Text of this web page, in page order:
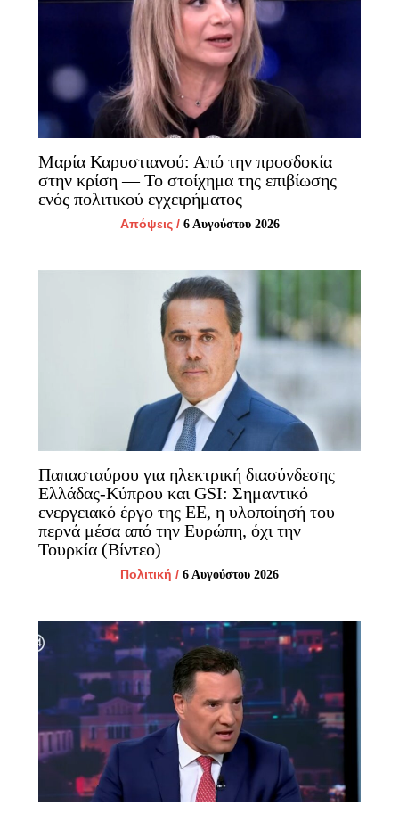
Μαρία Καρυστιανού: Από την προσδοκία
στην κρίση — Το στοίχημα της επιβίωσης
ενός πολιτικού εγχειρήματος
Απόψεις/ 6 Αυγούστου 2026
Παπασταύρου για ηλεκτρική διασύνδεσης
Ελλάδας-Κύπρου και GSI: Σημαντικό
ενεργειακό έργο της ΕΕ, η υλοποίησή του
περνά μέσα από την Ευρώπη, όχι την
Τουρκία (Βίντεο)
Πολιτική / 6 Αυγούστου 2026